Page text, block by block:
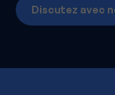
Discutez avec